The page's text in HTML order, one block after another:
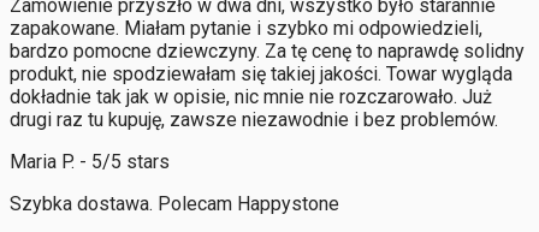
Zamówienie przyszło w dwa dni, wszystko było starannie
zapakowane. Miałam pytanie i szybko mi odpowiedzieli,
bardzo pomocne dziewczyny. Za tę cenę to naprawdę solidny
produkt, nie spodziewałam się takiej jakości. Towar wygląda
dokładnie tak jak w opisie, nic mnie nie rozczarowało. Już
drugi raz tu kupuję, zawsze niezawodnie i bez problemów.
Maria P. - 5/5 stars
Szybka dostawa. Polecam Happystone